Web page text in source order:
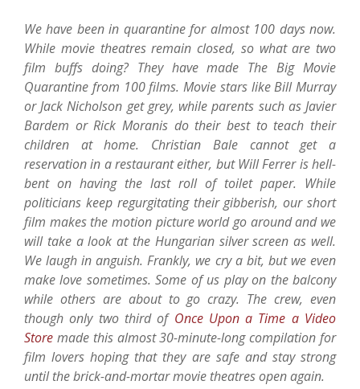
We have been in quarantine for almost 100 days now.
While movie theatres remain closed, so what are two
film buffs doing? They have made The Big Movie
Quarantine from 100 films. Movie stars like Bill Murray
or Jack Nicholson get grey, while parents such as Javier
Bardem or Rick Moranis do their best to teach their
children at home. Christian Bale cannot get a
reservation in a restaurant either, but Will Ferrer is hell-
bent on having the last roll of toilet paper. While
politicians keep regurgitating their gibberish, our short
film makes the motion picture world go around and we
will take a look at the Hungarian silver screen as well.
We laugh in anguish. Frankly, we cry a bit, but we even
make love sometimes. Some of us play on the balcony
while others are about to go crazy. The crew, even
though only two third of Once Upon a Time a Video
Store made this almost 30-minute-long compilation for
film lovers hoping that they are safe and stay strong
until the brick-and-mortar movie theatres open again.